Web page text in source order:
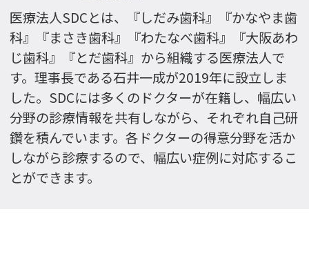
医療法人SDCとは、『しだみ歯科』『かなやま歯
科』『まさき歯科』『わたなべ歯科』『大阪あわ
じ歯科』『とだ歯科』から組織する医療法人で
す。理事長である石井一成が2019年に設立しま
した。SDCには多くのドクターが在籍し、幅広い
分野の診療情報を共有しながら、それぞれ自己研
鑽を積んでいます。各ドクターの得意分野を活か
しながら診療するので、幅広い症例に対応するこ
とができます。